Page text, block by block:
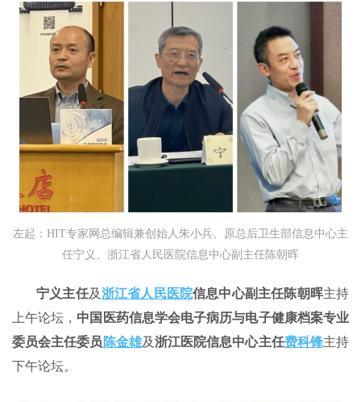
左起：HIT专家网总编辑兼创始人朱小兵、原总后卫生部信息中心主
任宁义、浙江省人民医院信息中心副主任陈朝晖
宁义主任及浙江省人民医院信息中心副主任陈朝晖主持
上午论坛， 中国医药信息学会电子病历与电子健康档案专业
委员会主任委员 陈金雄及浙江医院信息中心主任费科锋主持
下午论坛。